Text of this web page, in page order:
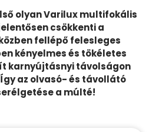
olyan Varilux multifokális
csökkenti a
fellépő felesleges
kényelmes és tökéletes
karnyújtásnyi távolságon
az olvasó- és távollátó
a múlté!